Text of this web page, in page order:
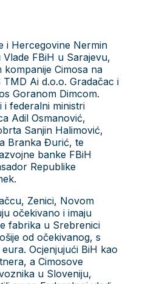
i Hercegovine Nermin
FBiH u Sarajevu,
Cimosa na
Ai d.o.o. Gradačac i
Goranom Dimcom.
i federalni ministri
Adil Osmanović,
Sanjin Halimović,
Branka Đurić, te
banke FBiH
Republike
Zenici, Novom
očekivano i imaju
fabrika u Srebrenici
od očekivanog, s
Ocjenjujući BiH kao
a Cimosove
u Sloveniju,